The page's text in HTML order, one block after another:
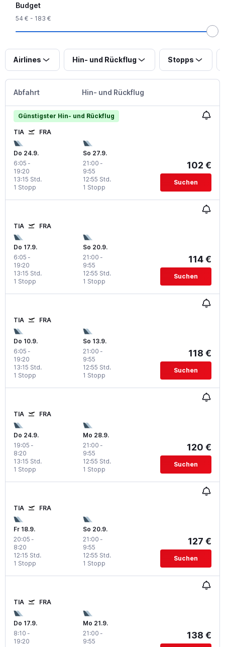
Budget
54 € - 183 €
Airlines Hin- und Rückflug Stopps
Abfahrt Hin- und Rückflug
Günstigster Hin- und Rückflug
TIA FRA
Do 24.9.
6:05 -
19:20
1 Stopp
13:15 Std.
So 27.9.
21:00 -
9:55
1 Stopp
12:55 Std.
102 €
Suchen
TIA FRA
Do 17.9.
6:05 -
19:20
1 Stopp
13:15 Std.
So 20.9.
21:00 -
9:55
1 Stopp
12:55 Std.
114 €
Suchen
TIA FRA
Do 10.9.
6:05 -
19:20
1 Stopp
13:15 Std.
So 13.9.
21:00 -
9:55
1 Stopp
12:55 Std.
118 €
Suchen
TIA FRA
Do 24.9.
19:05 -
8:20
1 Stopp
13:15 Std.
Mo 28.9.
21:00 -
9:55
1 Stopp
12:55 Std.
120 €
Suchen
TIA FRA
Fr 18.9.
20:05 -
8:20
1 Stopp
12:15 Std.
So 20.9.
21:00 -
9:55
1 Stopp
12:55 Std.
127 €
Suchen
TIA FRA
Do 17.9.
8:10 -
19:20
Mo 21.9.
21:00 -
9:55
138 €